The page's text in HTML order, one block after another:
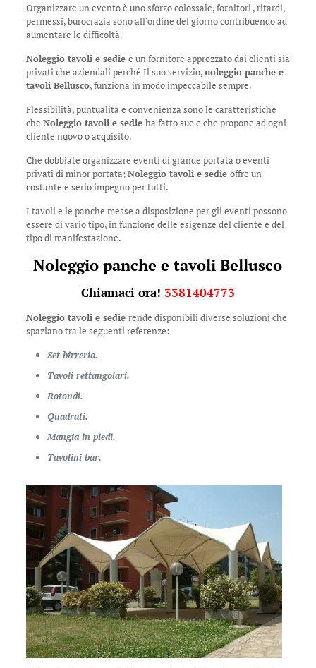
Organizzare un evento è uno sforzo colossale, fornitori , ritardi,
permessi, burocrazia sono all’ordine del giorno contribuendo ad
aumentare le difficoltà.
Noleggio tavoli e sedie è un fornitore apprezzato dai clienti sia
privati che aziendali perché Il suo servizio,noleggio panche e
tavoli Bellusco, funziona in modo impeccabile sempre.
Flessibilità, puntualità e convenienza sono le caratteristiche
che Noleggio tavoli e sedie ha fatto sue e che propone ad ogni
cliente nuovo o acquisito.
Che dobbiate organizzare eventi di grande portata o eventi
privati di minor portata;Noleggio tavoli e sedie offre un
costante e serio impegno per tutti.
I tavoli e le panche messe a disposizione per gli eventi possono
essere di vario tipo, in funzione delle esigenze del cliente e del
tipo di manifestazione.
Noleggio panche e tavoli Bellusco
Chiamaci ora! 3381404773
Noleggio tavoli e sedie rende disponibili diverse soluzioni che
spaziano tra le seguenti referenze:
Set birreria.
Tavoli rettangolari.
Rotondi.
Quadrati.
Mangia in piedi.
Tavolini bar.